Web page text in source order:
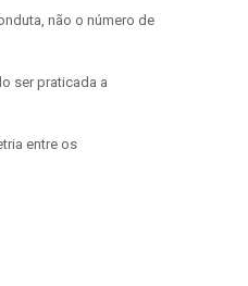
não o número de
ser praticada a
entre os